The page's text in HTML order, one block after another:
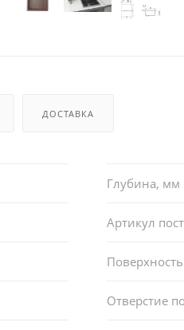
ДОСТАВКА
Глубина, мм
Артикул
Поверхность
Отверстие